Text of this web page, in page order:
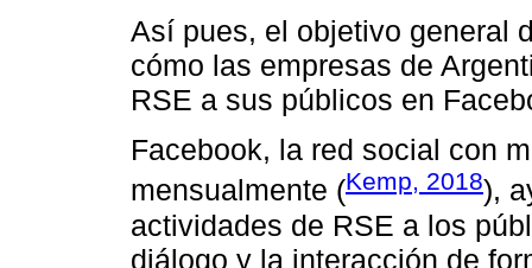
Así pues, el objetivo general
cómo las empresas de
RSE a sus públicos en
Facebook, la red social con
mensualmente (Kemp, 2018),
actividades de RSE a los
diálogo y la interacción de